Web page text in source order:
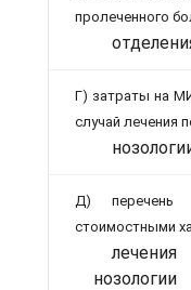
пролеченного
Г) затраты на
случай лечения
Д) перечень
стоимостными
нозологии